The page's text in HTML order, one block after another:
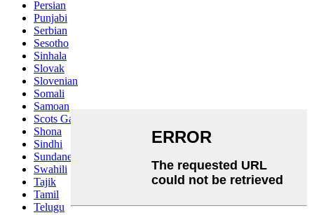
Persian
Punjabi
Serbian
Sesotho
Sinhala
Slovak
Slovenian
Somali
Samoan
Scots Gaelic
Shona
Sindhi
Sundanese
Swahili
Tajik
Tamil
Telugu